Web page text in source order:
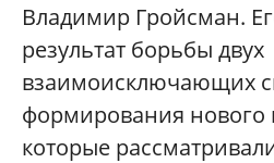
Владимир Гройсман.
результат борьбы двух
взаимоисключающих
формирования нового
которые